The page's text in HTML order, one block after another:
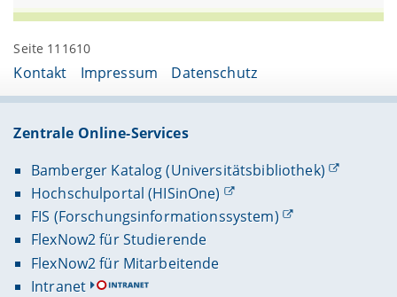
Seite 111610
Kontakt Impressum Datenschutz
Zentrale Online-Services
Bamberger Katalog (Universitätsbibliothek)
Hochschulportal (HISinOne)
FIS (Forschungsinformationssystem)
FlexNow2 für Studierende
FlexNow2 für Mitarbeitende
Intranet